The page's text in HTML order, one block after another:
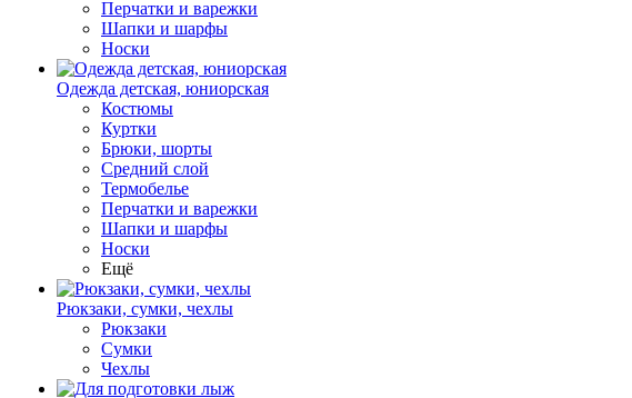
Перчатки и варежки
Шапки и шарфы
Носки
Одежда детская, юниорская
Костюмы
Куртки
Брюки, шорты
Средний слой
Термобелье
Перчатки и варежки
Шапки и шарфы
Носки
Ещё
Рюкзаки, сумки, чехлы
Рюкзаки
Сумки
Чехлы